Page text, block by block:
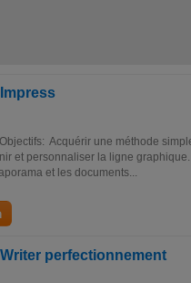
Acquérir une méthode
et personnaliser la ligne
et les documents...
perfectionnement